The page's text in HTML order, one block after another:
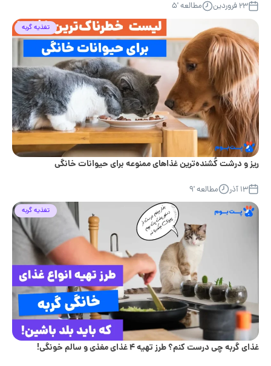
۲۳ فروردین مطالعه '۵
تغذیه گربه
ریز و درشت کُشنده‌ترین غذاهای ممنوعه برای حیوانات خانگی
۱۳ آذر مطالعه '۹
تغذیه گربه
غذای گربه چی درست کنم؟ طرز تهیه ۴ غذای مغذی و سالم خونگی!